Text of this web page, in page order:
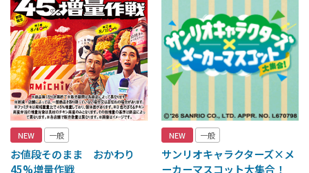
NEW 一般
お値段そのまま おかわり
45%増量作戦
NEW 一般
サンリオキャラクターズ×メ
ーカーマスコット大集合！